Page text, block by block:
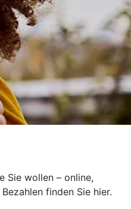
Sie wollen – online,
finden Sie hier.